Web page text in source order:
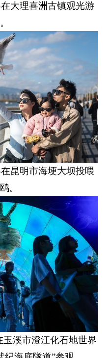
大理喜洲古镇观光游
昆明市海埂大坝投喂
。
玉溪市澄江化石地世界